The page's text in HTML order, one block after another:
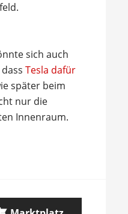
sich auch
Tesla dafür
später beim
nur die
Innenraum.